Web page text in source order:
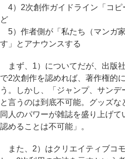
4）2次創作ガイドライン「コピ
ど
5）作者側が「私たち（マンガ
す」とアナウンスする
まず、1）についてだが、出版
で2次創作を認めれば、著作権的
う。しかし、「ジャンプ、サンデ
と言うのは到底不可能。グッズな
同人のパワーが雑誌を盛り上げ
認めることは不可能」。
また、2）はクリエイティブコ